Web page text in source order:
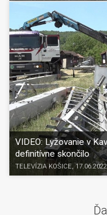
VIDEO: Lyžovanie v
definitívne skončilo
TELEVÍZIA KOŠICE,